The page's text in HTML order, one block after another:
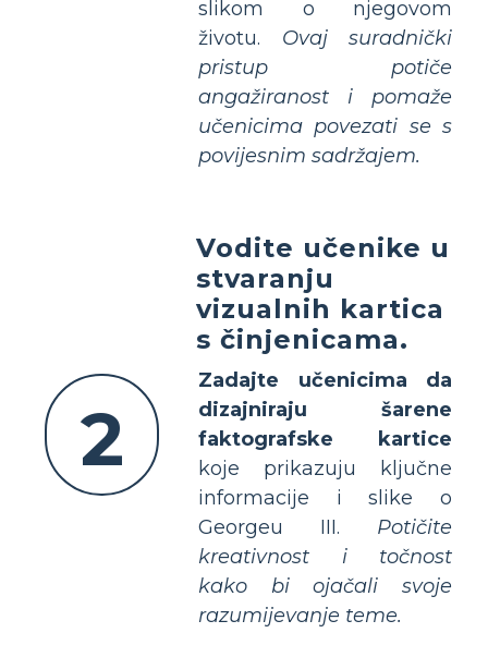
slikom o njegovom
životu. Ovaj suradnički
pristup potiče
angažiranost i pomaže
učenicima povezati se s
povijesnim sadržajem.
2
Vodite učenike u
stvaranju
vizualnih kartica
s činjenicama.
Zadajte učenicima da
dizajniraju šarene
faktografske kartice
koje prikazuju ključne
informacije i slike o
Georgeu III. Potičite
kreativnost i točnost
kako bi ojačali svoje
razumijevanje teme.